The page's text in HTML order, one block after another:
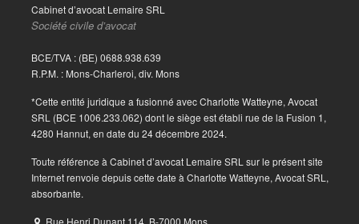
Cabinet d’avocat Lemaire SRL
Société civile d’avocat
BCE/TVA : (BE) 0688.938.639
R.P.M. : Mons-Charleroi, div. Mons
*Cette entité juridique a fusionné avec Charlotte Watteyne, Avocat
SRL (BCE 1006.233.062) dont le siège est établi rue de la Fusion 1,
4280 Hannut, en date du 24 décembre 2024.
Toute référence à Cabinet d’avocat Lemaire SRL sur le présent site
Internet renvoie depuis cette date à Charlotte Watteyne, Avocat SRL,
absorbante.
Rue Henri Dunant 114, B-7000 Mons